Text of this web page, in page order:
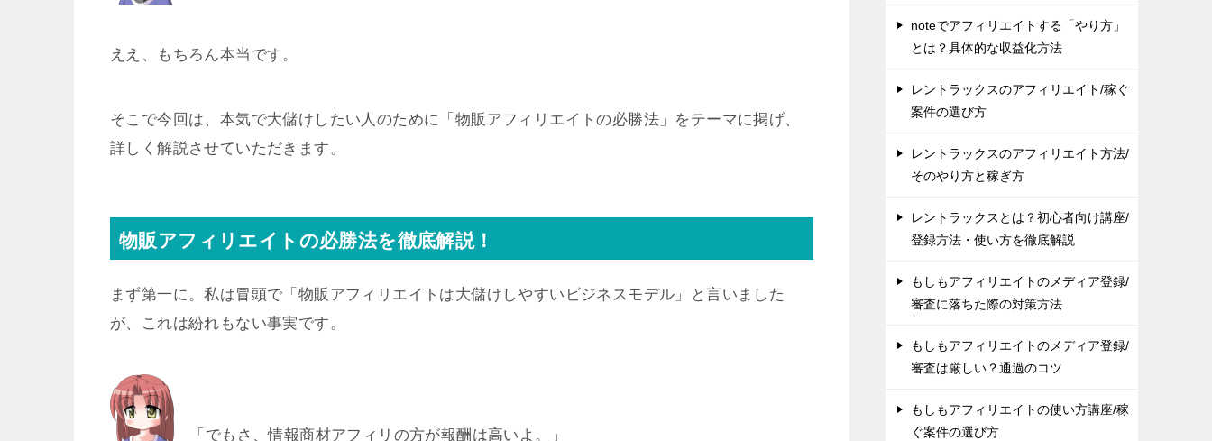
ええ、もちろん本当です。
そこで今回は、本気で大儲けしたい人のために「物販アフィリエイトの必勝法」をテーマに掲げ、
詳しく解説させていただきます。
物販アフィリエイトの必勝法を徹底解説！
まず第一に。私は冒頭で「物販アフィリエイトは大儲けしやすいビジネスモデル」と言いました
が、これは紛れもない事実です。
「でもさ、情報商材アフィリの方が報酬は高いよ。」
noteでアフィリエイトする「やり方」
とは？具体的な収益化方法
レントラックスのアフィリエイト/稼ぐ
案件の選び方
レントラックスのアフィリエイト方法/
そのやり方と稼ぎ方
レントラックスとは？初心者向け講座/
登録方法・使い方を徹底解説
もしもアフィリエイトのメディア登録/
審査に落ちた際の対策方法
もしもアフィリエイトのメディア登録/
審査は厳しい？通過のコツ
もしもアフィリエイトの使い方講座/稼
ぐ案件の選び方